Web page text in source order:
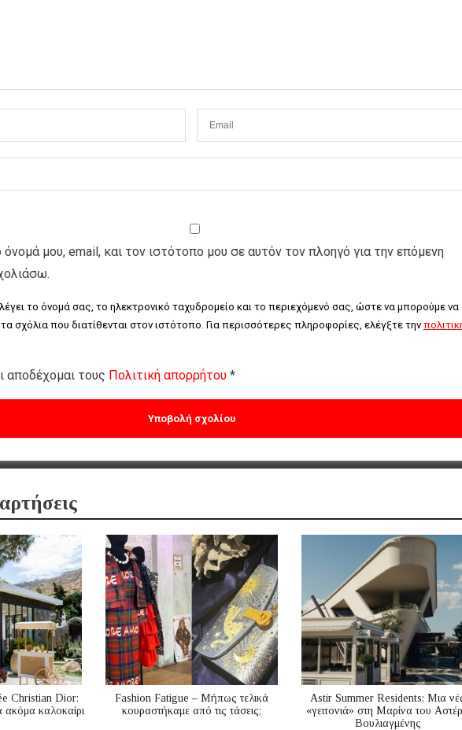
μου, email, και τον ιστότοπο μου σε αυτόν τον πλοηγό για την επόμενη
το όνομά σας, το ηλεκτρονικό ταχυδρομείο και το περιεχόμενό σας, ώστε να μπορούμε να
σχόλια που διατίθενται στον ιστότοπο. Για περισσότερες πληροφορίες, ελέγξτε την
αποδέχομαι τους Πολιτική απορρήτου *
Christian Dior:
καλοκαίρι
Fashion Fatigue – Μήπως τελικά
κουραστήκαμε από τις τάσεις;
Astir Summer Residents: Μια
«γειτονιά» στη Μαρίνα του
Βουλιαγμένης